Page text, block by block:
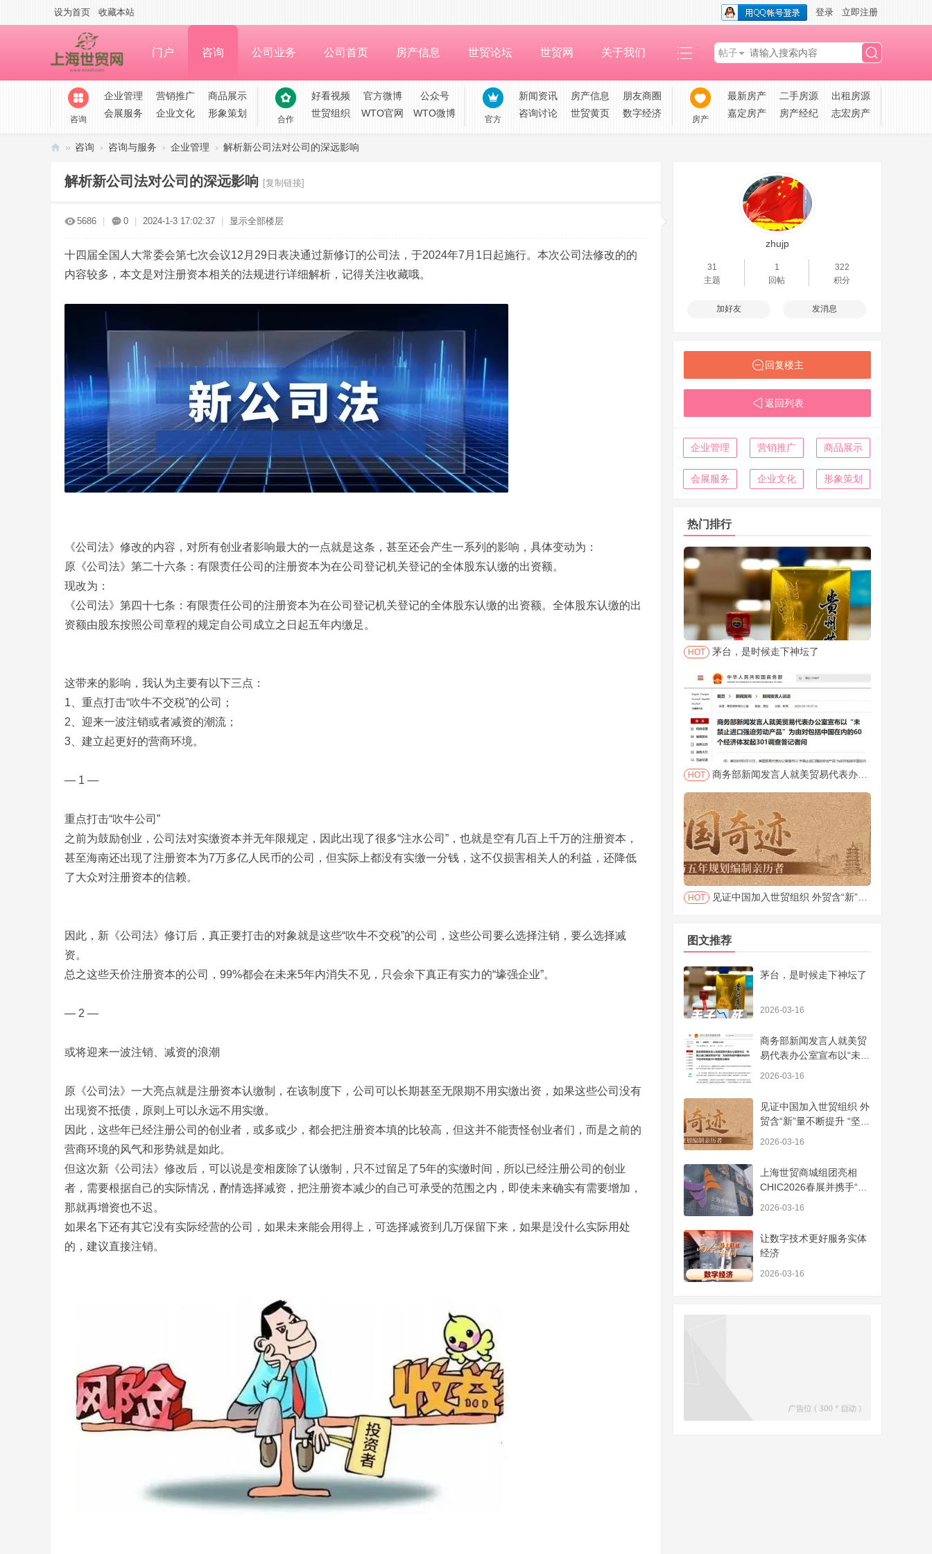
设为首页 收藏本站 登录 立即注册
门户 咨询 公司业务 公司首页 房产信息 世贸论坛 世贸网 关于我们 帖子
咨询
企业管理 营销推广
商品展示
会展服务
企业文化 形象策划
合作
好看视频 官方微博
公众号
世贸组织
WTO官网 WTO微博
官方
新闻资讯 房产信息
朋友商圈
咨询讨论
世贸黄页 数字经济
房产
最新房产 二手房源
出租房源
嘉定房产
房产经纪 志宏房产
» 咨询 › 咨询与服务 › 企业管理 › 解析新公司法对公司的深远影响
解析新公司法对公司的深远影响 [复制链接]
5686 0 2024-1-3 17:02:37 显示全部楼层
十四届全国人大常委会第七次会议12月29日表决通过新修订的公司法，于2024年7月1日起施行。本次公司法修改的的
内容较多，本文是对注册资本相关的法规进行详细解析，记得关注收藏哦。
《公司法》修改的内容，对所有创业者影响最大的一点就是这条，甚至还会产生一系列的影响，具体变动为：
原《公司法》第二十六条：有限责任公司的注册资本为在公司登记机关登记的全体股东认缴的出资额。
现改为：
《公司法》第四十七条：有限责任公司的注册资本为在公司登记机关登记的全体股东认缴的出资额。全体股东认缴的出
资额由股东按照公司章程的规定自公司成立之日起五年内缴足。
这带来的影响，我认为主要有以下三点：
1、重点打击“吹牛不交税”的公司；
2、迎来一波注销或者减资的潮流；
3、建立起更好的营商环境。
— 1 —
重点打击“吹牛公司”
之前为鼓励创业，公司法对实缴资本并无年限规定，因此出现了很多“注水公司”，也就是空有几百上千万的注册资本，
甚至海南还出现了注册资本为7万多亿人民币的公司，但实际上都没有实缴一分钱，这不仅损害相关人的利益，还降低
了大众对注册资本的信赖。
因此，新《公司法》修订后，真正要打击的对象就是这些“吹牛不交税”的公司，这些公司要么选择注销，要么选择减
资。
总之这些天价注册资本的公司，99%都会在未来5年内消失不见，只会余下真正有实力的“壕强企业”。
— 2 —
或将迎来一波注销、减资的浪潮
原《公司法》一大亮点就是注册资本认缴制，在该制度下，公司可以长期甚至无限期不用实缴出资，如果这些公司没有
出现资不抵债，原则上可以永远不用实缴。
因此，这些年已经注册公司的创业者，或多或少，都会把注册资本填的比较高，但这并不能责怪创业者们，而是之前的
营商环境的风气和形势就是如此。
但这次新《公司法》修改后，可以说是变相废除了认缴制，只不过留足了5年的实缴时间，所以已经注册公司的创业
者，需要根据自己的实际情况，酌情选择减资，把注册资本减少的自己可承受的范围之内，即使未来确实有需要增加，
那就再增资也不迟。
如果名下还有其它没有实际经营的公司，如果未来能会用得上，可选择减资到几万保留下来，如果是没什么实际用处
的，建议直接注销。
zhujp
31
主题
1
回帖
322
积分
加好友 发消息
回复楼主
返回列表
企业管理 营销推广 商品展示
会展服务 企业文化 形象策划
热门排行
HOT 茅台，是时候走下神坛了
HOT 商务部新闻发言人就美贸易代表办公室宣布以“未禁止进口强迫劳动产品”为由对包括中国在内的60个经济体发起
HOT 见证中国加入世贸组织 外贸含“新”量不断提升 “坚持改革方向，前景十分明朗”
图文推荐
茅台，是时候走下神坛了
2026-03-16
商务部新闻发言人就美贸
易代表办公室宣布以“未禁
2026-03-16
见证中国加入世贸组织 外
贸含“新”量不断提升 “坚持
2026-03-16
上海世贸商城组团亮相
CHIC2026春展并携手“时
2026-03-16
让数字技术更好服务实体
经济
2026-03-16